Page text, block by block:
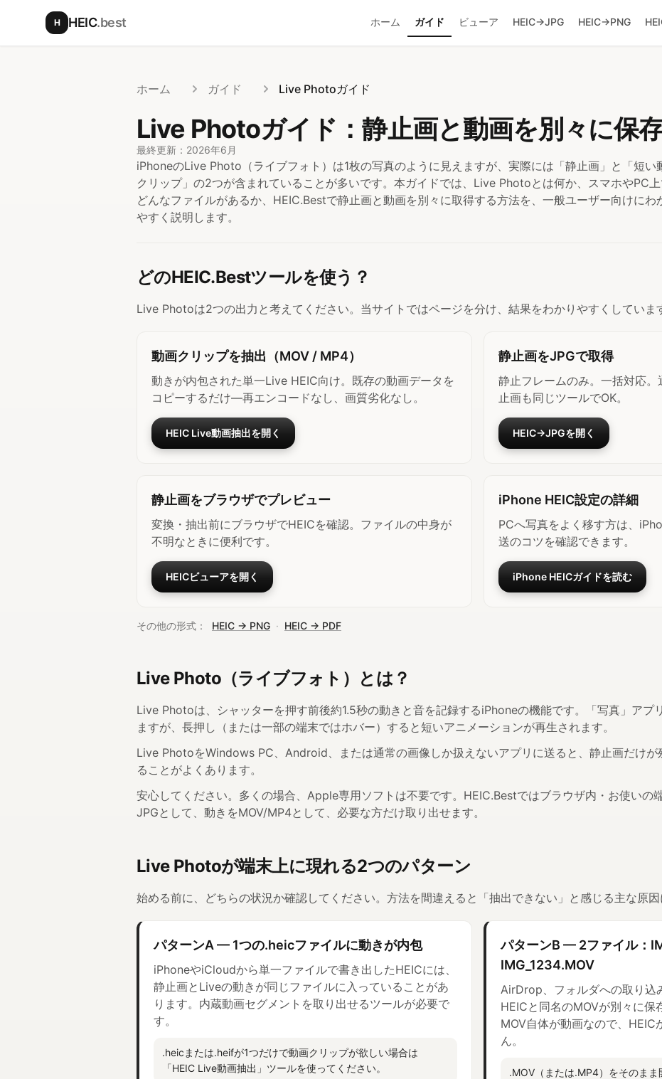
メインコンテンツへスキップ
H HEIC.best ホーム ガイド ビューア HEIC→JPG HEIC→PNG
ホーム ガイド Live Photoガイド
Live Photoガイド：静止画と動画を別々に保
最終更新：2026年6月
iPhoneのLive Photo（ライブフォト）は1枚の写真のように見えますが、実際には「静止画」と「短い
クリップ」の2つが含まれていることが多いです。本ガイドでは、Live Photoとは何か、スマホやPC
どんなファイルがあるか、HEIC.Bestで静止画と動画を別々に取得する方法を、一般ユーザー向けにわ
やすく説明します。
どのHEIC.Bestツールを使う？
Live Photoは2つの出力と考えてください。当サイトではページを分け、結果をわかりやすくしていま
動画クリップを抽出（MOV / MP4）
動きが内包された単一Live HEIC向け。既存の動画データを
コピーするだけ—再エンコードなし、画質劣化なし。
HEIC Live動画抽出を開く
静止画をJPGで取得
静止フレームのみ。一括対応
止画も同じツールでOK。
HEIC→JPGを開く
静止画をブラウザでプレビュー
変換・抽出前にブラウザでHEICを確認。ファイルの中身が
不明なときに便利です。
HEICビューアを開く
iPhone HEIC設定の詳細
PCへ写真をよく移す方は、
送のコツを確認できます。
iPhone HEICガイドを読む
その他の形式： HEIC → PNG · HEIC → PDF
Live Photo（ライブフォト）とは？
Live Photoは、シャッターを押す前後約1.5秒の動きと音を記録するiPhoneの機能です。「写真」アプ
ますが、長押し（または一部の端末ではホバー）すると短いアニメーションが再生されます。
Live PhotoをWindows PC、Android、または通常の画像しか扱えないアプリに送ると、静止画だけが
ることがよくあります。
安心してください。多くの場合、Apple専用ソフトは不要です。HEIC.Bestではブラウザ内・お使いの
JPGとして、動きをMOV/MP4として、必要な方だけ取り出せます。
Live Photoが端末上に現れる2つのパターン
始める前に、どちらの状況か確認してください。方法を間違えると「抽出できない」と感じる主な原因
パターンA — 1つの.heicファイルに動きが内包
iPhoneやiCloudから単一ファイルで書き出したHEICには、
静止画とLiveの動きが同じファイルに入っていることがあ
ります。内蔵動画セグメントを取り出せるツールが必要で
す。
.heicまたは.heifが1つだけで動画クリップが欲しい場合は
「HEIC Live動画抽出」ツールを使ってください。
パターンB — 2ファイル：
IMG_1234.MOV
AirDrop、フォルダへの取り込
HEICと同名のMOVが別々に保
MOV自体が動画なので、HEIC
ん。
.MOV（または.MP4）をそのま